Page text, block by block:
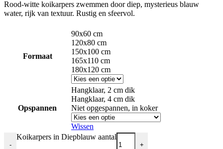
Rood-witte koikarpers zwemmen door diep, mysterieus blauw
water, rijk van textuur. Rustig en sfeervol.
Formaat
90x60 cm
120x80 cm
150x100 cm
165x110 cm
180x120 cm
Opspannen
Hangklaar, 2 cm dik
Hangklaar, 4 cm dik
Niet opgespannen, in koker
Wissen
-
Koikarpers in Diepblauw aantal
+